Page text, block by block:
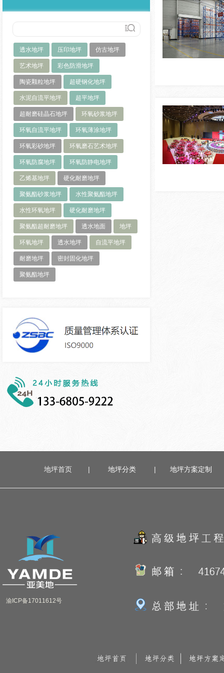
透水地坪 压印地坪 仿古地坪
艺术地坪 彩色防滑地坪
陶瓷颗粒地坪 超硬钢化地坪
水泥自流平地坪 超平地坪
超耐磨硅晶石地坪 环氧砂浆地坪
环氧自流平地坪 环氧薄涂地坪
环氧彩砂地坪 环氧磨石艺术地坪
环氧防腐地坪 环氧防静电地坪
乙烯基地坪 硬化耐磨地坪
聚氨酯砂浆地坪 水性聚氨酯地坪
水性环氧地坪 硬化耐磨地坪
聚氨酯超耐磨地坪 透水地面 地坪
环氧地坪 透水地坪 自流平地坪
耐磨地坪 密封固化地坪
聚氨酯地坪
地坪首页 | 地坪分类 | 地坪方案定制
渝ICP备17011612号